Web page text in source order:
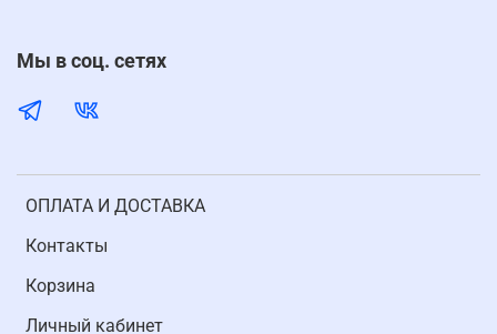
ОПЛАТА И ДОСТАВКА
Контакты
Корзина
Личный кабинет
Мы в соц. сетях